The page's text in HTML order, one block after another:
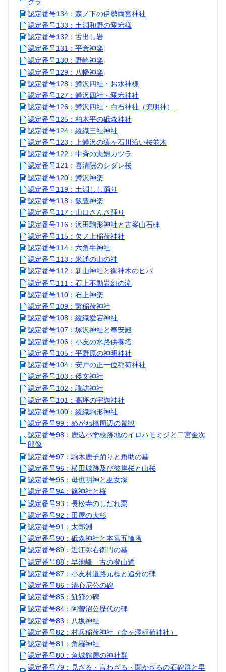
クラ
認定番号134：森ノ下の伊勢両宮神社
認定番号133：土淵和野の愛宕様
認定番号132：舌出し岩
認定番号131：平倉神楽
認定番号130：野崎神楽
認定番号129：八幡神楽
認定番号128：鱒沢四社・お水神様
認定番号127：鱒沢四社・愛宕神社
認定番号126：鱒沢四社・白石神社（兜明神）
認定番号125：柏木平の砥森神社
認定番号124：綾織三社神社
認定番号123：上鱒沢の猿ヶ石川沿い桜並木
認定番号122：中斉の夫婦カツラ
認定番号121：喜清院のシダレ桜
認定番号120：鱒沢神楽
認定番号119：土淵しし踊り
認定番号118：飯豊神楽
認定番号117：山口さんさ踊り
認定番号116：沢田駒形神社と古峯山石碑
認定番号115：欠ノ上稲荷神社
認定番号114：六角牛神社
認定番号113：米通の山の神
認定番号112：新山神社と御神木のヒバ
認定番号111：石上不動岩幻の滝
認定番号110：石上神楽
認定番号109：繋稲荷神社
認定番号108：綾織愛宕神社
認定番号107：塚沢神社と奉安殿
認定番号106：小友の水路供養塔
認定番号105：平野原の神明神社
認定番号104：安戸の正一位稲荷神社
認定番号103：倭文神社
認定番号102：諏訪神社
認定番号101：高坪の宇迦神社
認定番号100：綾織駒形神社
認定番号99：めがね橋周辺の景観
認定番号98：鹿込小学校跡地のイロハモミジと二宮金次
郎像
認定番号97：駒木鹿子踊りと角助の墓
認定番号96：横田城跡及び彼岸桜と山桜
認定番号95：母也明神と巫女塚
認定番号94：篠神社と桜
認定番号93：長松寺のしだれ栗
認定番号92：田屋の大杉
認定番号91：太郎淵
認定番号90：砥森神社と本宮五輪塔
認定番号89：近江弥右衛門の墓
認定番号88：早池峰 古の登山道
認定番号87：小友村道路元標と追分の碑
認定番号86：清心尼公の碑
認定番号85：飢饉の碑
認定番号84：阿曽沼公歴代の碑
認定番号83：八坂神社
認定番号82：村兵稲荷神社（金ヶ澤稲荷神社）
認定番号81：角羅神社
認定番号80：角城館麓の神社群
認定番号79：見ざる・言わざる・聞かざるの石碑群と早